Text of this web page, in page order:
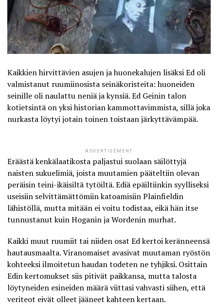
Kaikkien hirvittävien asujen ja huonekalujen lisäksi Ed oli
valmistanut ruumiinosista seinäkoristeita: huoneiden
seinille oli naulattu neniä ja kynsiä. Ed Geinin talon
kotietsintä on yksi historian kammottavimmista, sillä joka
nurkasta löytyi jotain toinen toistaan järkyttävämpää.
ADVERTISEMENT
Eräästä kenkälaatikosta paljastui suolaan säilöttyjä
naisten sukuelimiä, joista muutamien pääteltiin olevan
peräisin teini-ikäisiltä tytöiltä. Ediä epäiltiinkin syylliseksi
useisiin selvittämättömiin katoamisiin Plainfieldin
lähistöllä, mutta mitään ei voitu todistaa, eikä hän itse
tunnustanut kuin Hoganin ja Wordenin murhat.
Kaikki muut ruumiit tai niiden osat Ed kertoi keränneensä
hautausmaalta. Viranomaiset avasivat muutaman ryöstön
kohteeksi ilmoitetun haudan todeten ne tyhjiksi. Osittain
Edin kertomukset siis pitivät paikkansa, mutta talosta
löytyneiden esineiden määrä viittasi vahvasti siihen, että
veriteot eivät olleet jääneet kahteen kertaan.